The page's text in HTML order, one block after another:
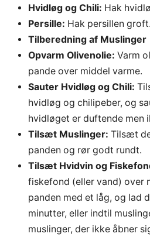
Hvidløg og Chili: Hak
Persille: Hak persillen groft.
Tilberedning af Muslinger
Opvarm Olivenolie: Varm
pande over middel varme.
Sauter Hvidløg og Chili:
hvidløg og chilipeber, og
hvidløget er duftende men
Tilsæt Muslinger: Tilsæt
panden og rør godt rundt.
Tilsæt Hvidvin og
fiskefond (eller vand) over
panden med et låg, og lad
minutter, eller indtil
muslinger, der ikke åbner